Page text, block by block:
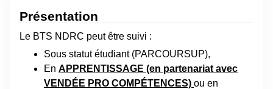
Présentation
Le BTS NDRC peut être suivi :
Sous statut étudiant (PARCOURSUP),
En APPRENTISSAGE (en partenariat avec
VENDÉE PRO COMPÉTENCES) ou en